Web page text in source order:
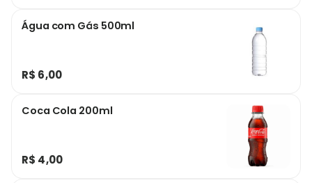
Água com Gás 500ml
R$ 6,00
Coca Cola 200ml
R$ 4,00